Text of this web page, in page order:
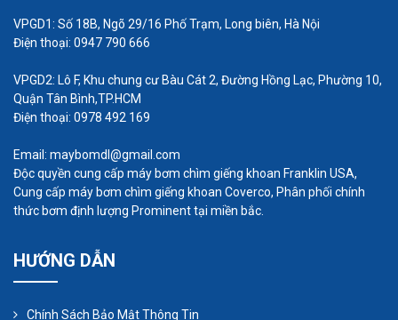
ghi là H, có máy ghi là Hmax.
này cực kỳ quan trọng). Vì tại Việt Nam các
nhà máy thường dùng một bơm hóa chất cho
lẫn tạp chất gây ra hỏng bơm.
Cách vận hành máy. Nếu trường hợp máy
bơm khi vận hành có biểu hiện hư hỏng như
hành và tiến hành kiểm tra. Tuyệt đối vận
VPGD1: Số 18B, Ngõ 29/16 Phố Trạm, Long biên, Hà Nội
Điện thoại: 0947 790 666
VPGD2: Lô F, Khu chung cư Bàu Cát 2, Đường Hồng Lạc, Phường 10,
Quận Tân Bình,TP.HCM
Điện thoại: 0978 492 169
Email: maybomdl@gmail.com
Độc quyền cung cấp máy bơm chìm giếng khoan Franklin USA,
Cung cấp máy bơm chìm giếng khoan Coverco, Phân phối chính
thức bơm định lượng Prominent tại miền bắc.
HƯỚNG DẪN
Chính Sách Bảo Mật Thông Tin